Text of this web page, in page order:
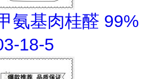
氨基肉桂醛 99%
18-5